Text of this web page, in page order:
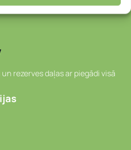
un rezerves daļas ar piegādi visā